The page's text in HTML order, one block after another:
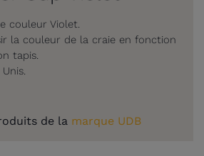
couleur Violet.
la couleur de la craie en fonction
tapis.
de la marque UDB